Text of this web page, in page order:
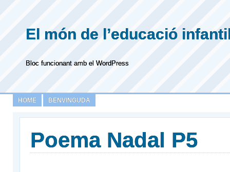
El món de l’educació
Bloc funcionant amb el WordPress
HOME BENVINGUDA
Poema Nadal P5